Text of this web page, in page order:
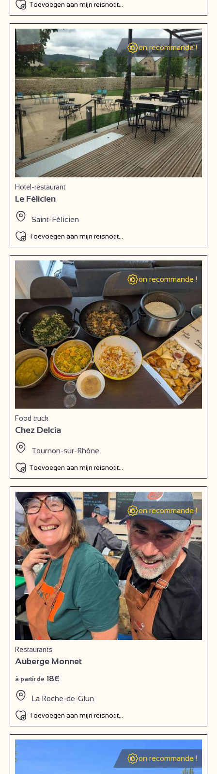
Toevoegen aan mijn reisnotitieboek
on recommande !
Hotel-restaurant
Le Félicien
Saint-Félicien
Toevoegen aan mijn reisnotitieboek
on recommande !
Food truck
Chez Delcia
Tournon-sur-Rhône
Toevoegen aan mijn reisnotitieboek
on recommande !
Restaurants
Auberge Monnet
à partir de 18€
La Roche-de-Glun
Toevoegen aan mijn reisnotitieboek
on recommande !